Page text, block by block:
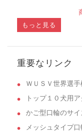
もっと見る
重要なリンク
ＷＵＳＶ世界選
トップ１０犬用
かご型口輪のサイ
メッシュタイプ